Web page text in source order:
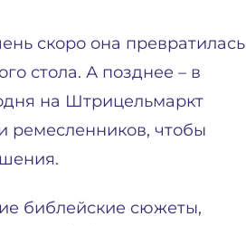
скоро она превратилась
стола. А позднее – в
на Штрицельмаркт
ремесленников, чтобы
библейские сюжеты,